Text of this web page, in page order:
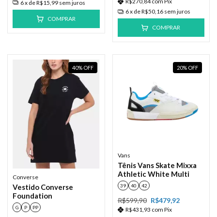
6x deR$15,99 sem juros
COMPRAR
6x deR$50,16 sem juros
COMPRAR
40% OFF
Converse
Vestido Converse
Foundation
G P PP
20% OFF
Vans
Tênis Vans Skate Mixxa
Athletic White Multi
39 40 42
R$599,90 R$479,92
R$431,93 com Pix